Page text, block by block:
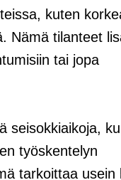
kuten
Nämä tilanteet
tai jopa
seisokkiaikoja,
työskentelyn
tarkoittaa usein